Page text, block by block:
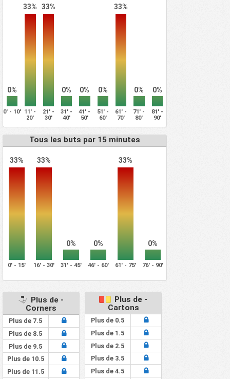
0%
33% 33%
0% 0% 0%
33%
0% 0%
0' - 10' 11' -
20'
21' -
30'
31' -
40'
41' -
50'
51' -
60'
61' -
70'
71' -
80'
81' -
90'
Tous les buts par 15 minutes
33% 33%
0% 0%
33%
0%
0' - 15' 16' - 30' 31' - 45' 46' - 60' 61' - 75' 76' - 90'
Plus de -
Corners
Plus de 7.5
Plus de 8.5
Plus de 9.5
Plus de 10.5
Plus de 11.5
Plus de -
Cartons
Plus de 0.5
Plus de 1.5
Plus de 2.5
Plus de 3.5
Plus de 4.5